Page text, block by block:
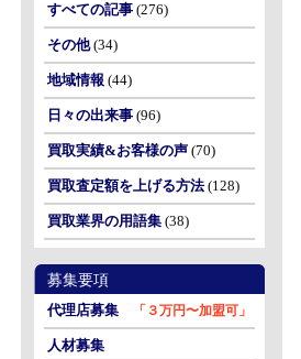
すべての記事 (276)
その他(34)
地域情報 (44)
日々の出来事 (96)
買取実績&お客様の声 (70)
買取査定額を上げる方法(128)
買取業界の用語集 (38)
募集要項
代理店募集
「３万円〜加盟可」
人材募集